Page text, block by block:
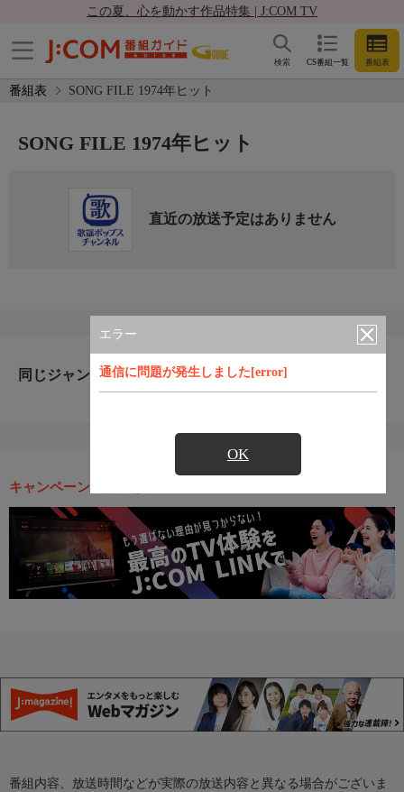
この夏、心を動かす作品特集 | J:COM TV
CS番組一覧 番組表
検索
番組表 SONG FILE 1974年ヒット
エラー
通信に問題が発生しました[error]
OK
SONG FILE 1974年ヒット
直近の放送予定はありません
同じジャンルのおすすめ番組
キャンペーン・お得な情報
番組内容、放送時間などが実際の放送内容と異なる場合がございま